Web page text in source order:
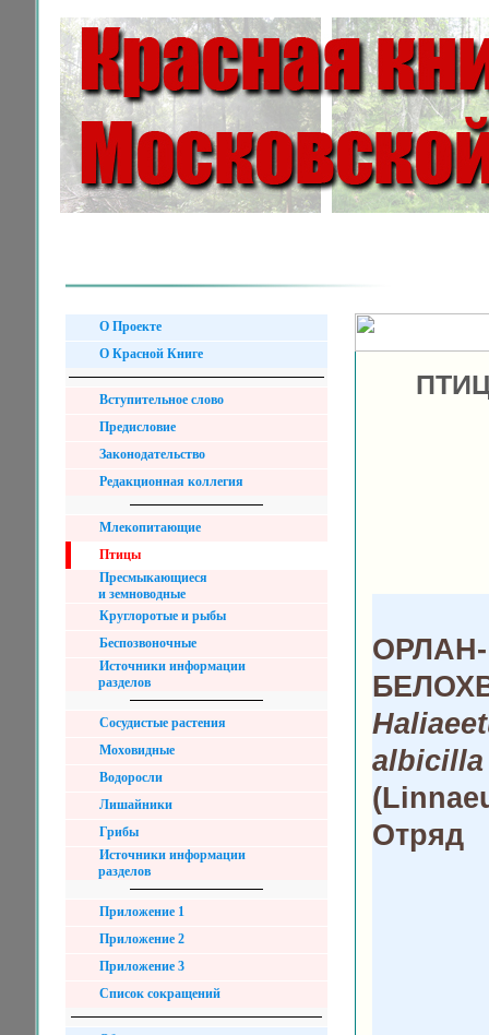
О Проекте
О Красной Книге
Вступительное слово
Предисловие
Законодательство
Редакционная коллегия
Млекопитающие
Птицы
Пресмыкающиеся
и земноводные
Круглоротые и рыбы
Беспозвоночные
Источники информации
разделов
Сосудистые растения
Моховидные
Водоросли
Лишайники
Грибы
Источники информации
разделов
Приложение 1
Приложение 2
Приложение 3
Список сокращений
ОРЛАН-
albicilla
Отряд